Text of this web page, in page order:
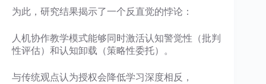
为此，研究结果揭示了一个反直觉的悖论：
人机协作教学模式能够同时激活认知警觉性（批判
性评估）和认知卸载（策略性委托）。
与传统观点认为授权会降低学习深度相反，